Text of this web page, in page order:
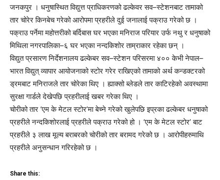
जनकपुर । धनुषास्थित विद्युत्त प्राधिकरणको ढल्केवर सव–स्टेशनबाट तामाको
तार चोरेर किनबेच गरेको आरोपमा प्रहरीले दुई जनालाई पक्राउ गरेको छ ।
पक्राउ पर्नेमा महोत्तरीको बर्दिबास घर भएका मनिराज परियार उर्फ नथु र धनुषाको
मिथिला नगरपालिका–६ घर भएका नन्दकिशोर ताम्राकार रहेका छन् ।
विद्युत प्रसारण निर्देशनालय ढल्केबर सव–स्टेशन परिसरमा ४०० केभी नेपाल–
भारत विद्युत् व्यापार आयोजनाको स्टोर गरेर राखिएको तामाको अर्थ कन्डक्टरको
ड्रमबाट मनिराजले तार चोरेका थिए । ह्याक्सो ब्लेडले तार काटिरहेको अवस्थामा
सुरक्षा गार्डले देखेपछि प्रहरीलाई खबर गरेका थिए ।
चोरीको तार ‘एम के मेटल स्टोर’मा बेच्ने गरेको खुलेपछि इप्रका ढल्केबर धनुषाको
प्रहरीले नन्दकिशोरलाई प्रहरीले पक्राउ गरेको हो । ‘एम के मेटल स्टोर’ बाट
प्रहरीले ३ लाख मूल्य बराबरको चोरीको तार बरामद गरेको छ । आरोपीहरुमाथि
प्रहरीले अनुसन्धान गरिरहेको छ ।
Share this: